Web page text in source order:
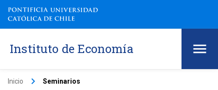
Instituto de Economía
Inicio keyboard_arrow_right Seminarios